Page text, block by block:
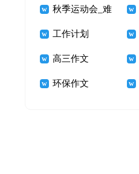
使
秋季运动会_难
忘的运动会作文
900字
工作计划
高三作文
环保作文